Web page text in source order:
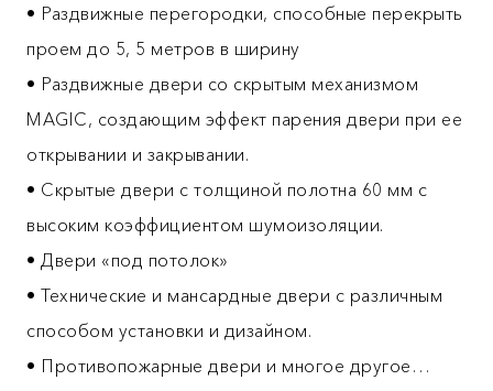
• Раздвижные перегородки, способные перекрыть
проем до 5, 5 метров в ширину
• Раздвижные двери со скрытым механизмом
MAGIC, создающим эффект парения двери при ее
открывании и закрывании.
• Скрытые двери с толщиной полотна 60 мм с
высоким коэффициентом шумоизоляции.
• Двери «под потолок»
• Технические и мансардные двери с различным
способом установки и дизайном.
• Противопожарные двери и многое другое…